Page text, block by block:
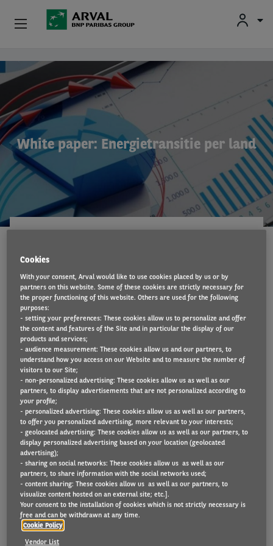
Overslaan en naar de inhoud gaan
White paper: Energietransitie per land
De nieuwe studie over de maturiteitscore van
landen voor de energietransitie (Countries Energy
Transition Maturity Score), uitgevoerd door Arval
Consulting en de Element-Arval Global Alliance, is
mogelijk een van de belangrijkste internationale
wagenparkonderzoeken dat de laatste tijd werd
uitgevoerd.
Ze beoordeelt wereldwijd meer dan 40 landen op
het gebied van de invoering van elektrische
voertuigen (EV), waarbij onder meer wordt gekeken
Particulieren
Kmo's & Zelfstandigen
Corporate
Tweedehands Wagens
Over Arval
Bestuurders
Cookies
With your consent, Arval would like to use cookies placed by us or by
partners on this website. Some of these cookies are strictly necessary for
the proper functioning of this website. Others are used for the following
purposes:
- setting your preferences: These cookies allow us to personalize and offer
the content and features of the Site and in particular the display of our
products and services;
- audience measurement: These cookies allow us and our partners, to
understand how you access on our Website and to measure the number of
visitors to our Site;
- non-personalized advertising: These cookies allow us as well as our
partners, to display advertisements that are not personalized according to
your profile;
- personalized advertising: These cookies allow us as well as our partners,
to offer you personalized advertising, more relevant to your interests;
- geolocated advertising: These cookies allow us as well as our partners, to
display personalized advertising based on your location (geolocated
advertising);
- sharing on social networks: These cookies allow us as well as our
partners, to share information with the social networks used;
- content sharing: These cookies allow us as well as our partners, to
visualize content hosted on an external site; etc.].
Your consent to the installation of cookies which is not strictly necessary is
free and can be withdrawn at any time.
Cookie Policy
Vendor List